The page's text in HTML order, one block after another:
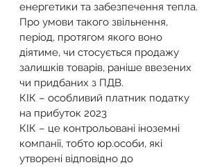
енергетики та забезпечення тепла.
Про умови такого звільнення,
період, протягом якого воно
діятиме, чи стосується продажу
залишків товарів, раніше ввезених
чи придбаних з ПДВ.
КІК – особливий платник податку
на прибуток 2023
КІК – це контрольовані іноземні
компанії, тобто юр.особи, які
утворені відповідно до